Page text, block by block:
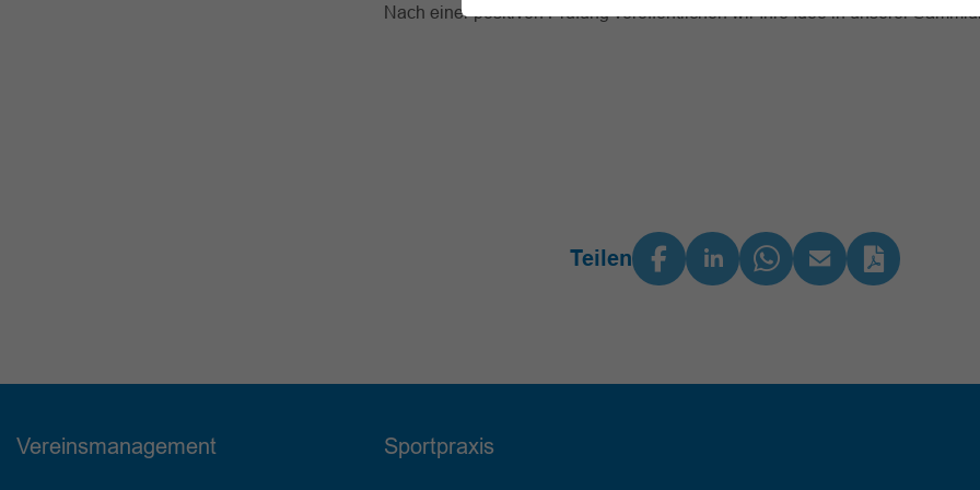
Nach einer positiven Prüfung veröffentlichen wir Ihre Idee in unserer
Teilen
Vereinsmanagement Sportpraxis